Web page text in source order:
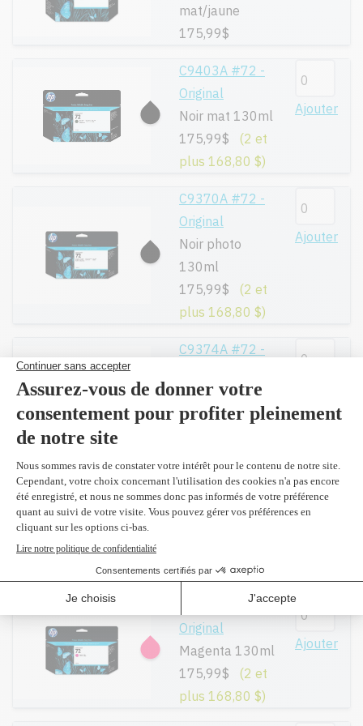
mat/jaune
175,99$
C9403A #72 -
Original
Noir mat 130ml
175,99$
(2 et
plus 168,80 $)
Ajouter
C9370A #72 -
Original
Noir photo
130ml
175,99$
(2 et
plus 168,80 $)
Ajouter
C9374A #72 -
Gris 130ml
175,99$ (2 et
C9371A #72 -
Original
Cyan 130ml
plus 168,80 $)
Ajouter
C9372A #72 -
Original
Magenta 130ml
175,99$
(2 et
plus 168,80 $)
Ajouter